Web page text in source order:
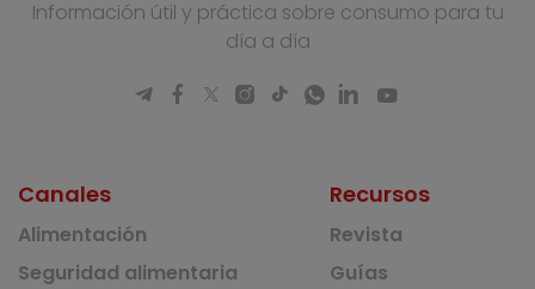
Información útil y práctica sobre consumo para tu
día a día
Canales
Alimentación
Seguridad alimentaria
Recursos
Revista
Guías